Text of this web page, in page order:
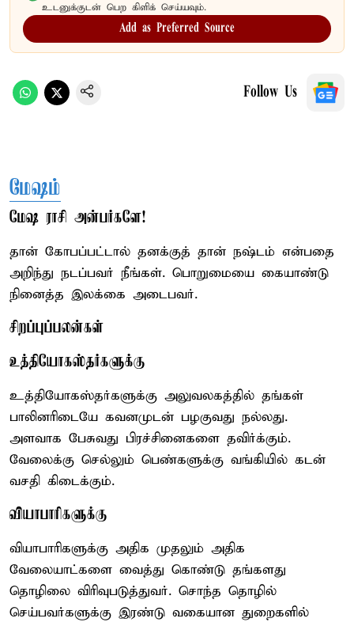
உடனுக்குடன் பெற கிளிக் செய்யவும்.
Add as Preferred Source
Follow Us
மேஷம்
மேஷ ராசி அன்பர்களே!
தான் கோபப்பட்டால் தனக்குத் தான் நஷ்டம் என்பதை
அறிந்து நடப்பவர் நீங்கள். பொறுமையை கையாண்டு
நினைத்த இலக்கை அடைபவர்.
சிறப்புப்பலன்கள்
உத்தியோகஸ்தர்களுக்கு
உத்தியோகஸ்தர்களுக்கு அலுவலகத்தில் தங்கள்
பாலினரிடையே கவனமுடன் பழகுவது நல்லது.
அளவாக பேசுவது பிரச்சினைகளை தவிர்க்கும்.
வேலைக்கு செல்லும் பெண்களுக்கு வங்கியில் கடன்
வசதி கிடைக்கும்.
வியாபாரிகளுக்கு
வியாபாரிகளுக்கு அதிக முதலும் அதிக
வேலையாட்களை வைத்து கொண்டு தங்களது
தொழிலை விரிவுபடுத்துவர். சொந்த தொழில்
செய்பவர்களுக்கு இரண்டு வகையான துறைகளில்